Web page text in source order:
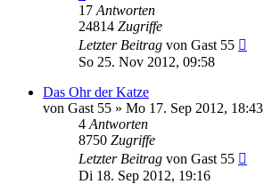
17 Antworten
24814 Zugriffe
Letzter Beitrag von Gast 55
So 25. Nov 2012, 09:58
Das Ohr der Katze
von Gast 55 » Mo 17. Sep 2012, 18:43
4 Antworten
8750 Zugriffe
Letzter Beitrag von Gast 55
Di 18. Sep 2012, 19:16